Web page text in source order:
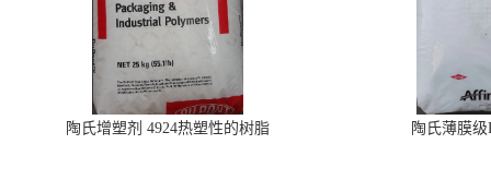
陶氏增塑剂 4924热塑性的树脂 陶氏薄膜级